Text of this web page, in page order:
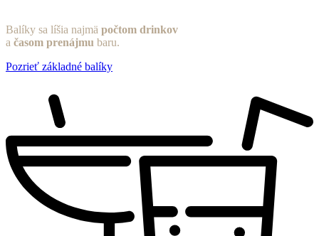
Balíky sa líšia najmä počtom drinkov
a časom prenájmu baru.
Pozrieť základné balíky